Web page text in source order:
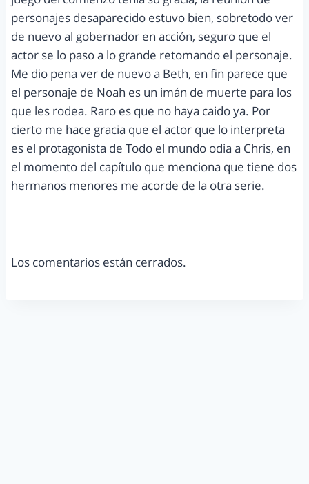
personajes desaparecido estuvo bien, sobretodo ver
de nuevo al gobernador en acción, seguro que el
actor se lo paso a lo grande retomando el personaje.
Me dio pena ver de nuevo a Beth, en fin parece que
el personaje de Noah es un imán de muerte para los
que les rodea. Raro es que no haya caido ya. Por
cierto me hace gracia que el actor que lo interpreta
es el protagonista de Todo el mundo odia a Chris, en
el momento del capítulo que menciona que tiene dos
hermanos menores me acorde de la otra serie.
Los comentarios están cerrados.